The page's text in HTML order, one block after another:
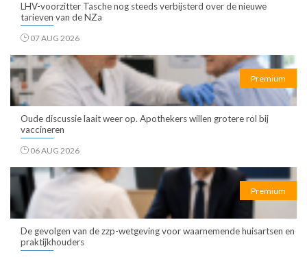
LHV-voorzitter Tasche nog steeds verbijsterd over de nieuwe
tarieven van de NZa
07 AUG 2026
Premium
Oude discussie laait weer op. Apothekers willen grotere rol bij
vaccineren
06 AUG 2026
Premium
De gevolgen van de zzp-wetgeving voor waarnemende huisartsen en
praktijkhouders